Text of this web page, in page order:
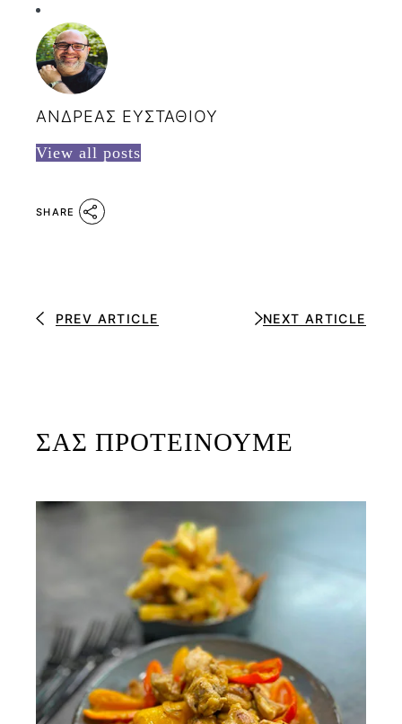
ΑΝΔΡΕΑΣ ΕΥΣΤΑΘΙΟΥ
View all posts
SHARE
PREV ARTICLE NEXT ARTICLE
ΣΑΣ ΠΡΟΤΕΙΝΟΥΜΕ